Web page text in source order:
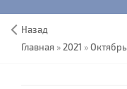
Назад
Главная » 2021 »Октябрь